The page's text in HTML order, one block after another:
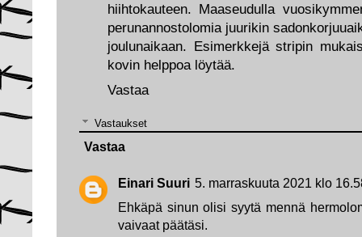
hiihtokauteen. Maaseudulla
perunannostolomia juurikin
joulunaikaan. Esimerkkejä stripin
kovin helppoa löytää.
Vastaa
Vastaukset
Einari Suuri 5. marraskuuta 2021 klo
Ehkäpä sinun olisi syytä mennä
vaivaat päätäsi.
Vastaa